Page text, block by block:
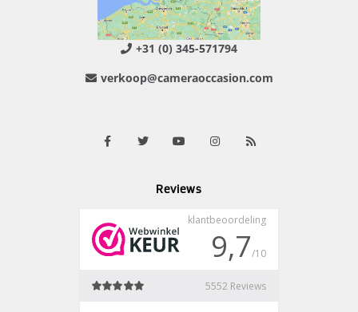
+31 (0) 345-571794
verkoop@cameraoccasion.com
Reviews